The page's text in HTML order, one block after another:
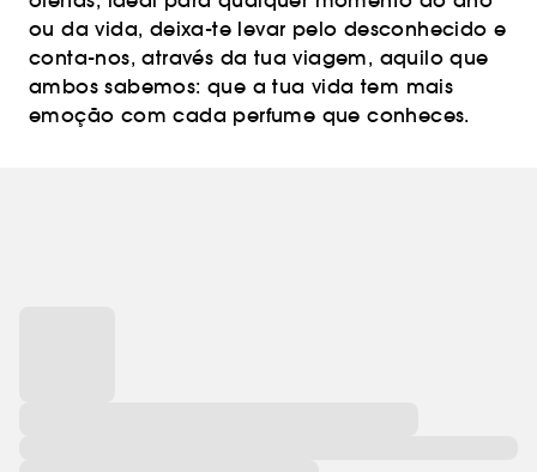
ou da vida, deixa-te levar pelo desconhecido e
conta-nos, através da tua viagem, aquilo que
ambos sabemos: que a tua vida tem mais
emoção com cada perfume que conheces.